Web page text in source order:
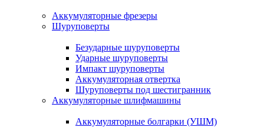
Аккумуляторные фрезеры
Шуруповерты
Безударные шуруповерты
Ударные шуруповерты
Импакт шуруповерты
Аккумуляторная отвертка
Шуруповерты под шестигранник
Аккумуляторные шлифмашины
Аккумуляторные болгарки (УШМ)